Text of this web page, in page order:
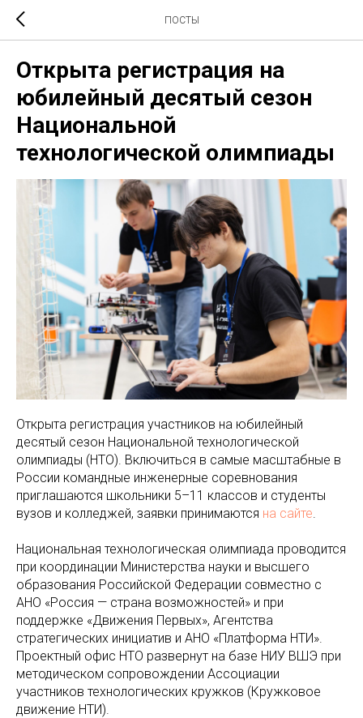
ПОСТЫ
Открыта регистрация на
юбилейный десятый сезон
Национальной
технологической олимпиады
Открыта регистрация участников на юбилейный
десятый сезон Национальной технологической
олимпиады (НТО). Включиться в самые масштабные в
России командные инженерные соревнования
приглашаются школьники 5–11 классов и студенты
вузов и колледжей, заявки принимаются на сайте.
Национальная технологическая олимпиада проводится
при координации Министерства науки и высшего
образования Российской Федерации совместно с
АНО «Россия — страна возможностей» и при
поддержке «Движения Первых», Агентства
стратегических инициатив и АНО «Платформа НТИ».
Проектный офис НТО развернут на базе НИУ ВШЭ при
методическом сопровождении Ассоциации
участников технологических кружков (Кружковое
движение НТИ).